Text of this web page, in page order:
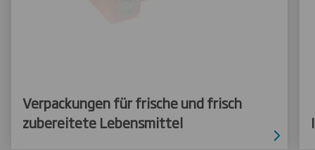
Verpackungen für frische und frisch
zubereitete Lebensmittel